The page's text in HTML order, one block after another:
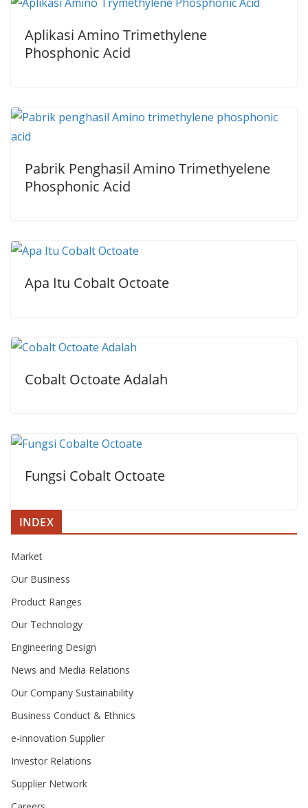
Aplikasi Amino Trimethylene
Phosphonic Acid
Pabrik Penghasil Amino Trimethyelene
Phosphonic Acid
Apa Itu Cobalt Octoate
Cobalt Octoate Adalah
Fungsi Cobalt Octoate
INDEX
Market
Our Business
Product Ranges
Our Technology
Engineering Design
News and Media Relations
Our Company Sustainability
Business Conduct & Ethnics
e-innovation Supplier
Investor Relations
Supplier Network